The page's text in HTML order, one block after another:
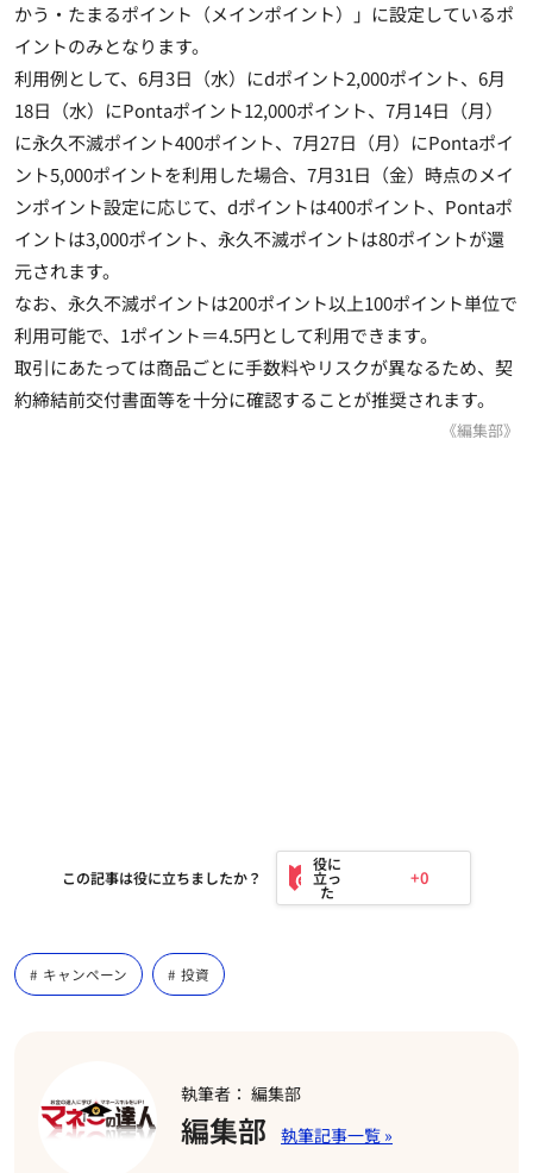
かう・たまるポイント（メインポイント）」に設定しているポ
イントのみとなります。
利用例として、6月3日（水）にdポイント2,000ポイント、6月
18日（水）にPontaポイント12,000ポイント、7月14日（月）
に永久不滅ポイント400ポイント、7月27日（月）にPontaポイ
ント5,000ポイントを利用した場合、7月31日（金）時点のメイ
ンポイント設定に応じて、dポイントは400ポイント、Pontaポ
イントは3,000ポイント、永久不滅ポイントは80ポイントが還
元されます。
なお、永久不滅ポイントは200ポイント以上100ポイント単位で
利用可能で、1ポイント＝4.5円として利用できます。
取引にあたっては商品ごとに手数料やリスクが異なるため、契
約締結前交付書面等を十分に確認することが推奨されます。
《編集部》
この記事は役に立ちましたか？ +0
キャンペーン 投資
執筆者： 編集部
編集部